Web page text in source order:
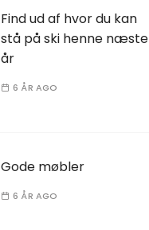
Find ud af hvor du kan
stå på ski henne næste
år
6 ÅR AGO
Gode møbler
6 ÅR AGO